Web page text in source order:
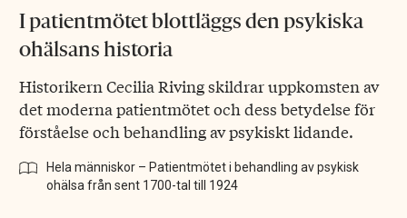
I patientmötet blottläggs den psykiska
ohälsans historia
Historikern Cecilia Riving skildrar uppkomsten av
det moderna patientmötet och dess betydelse för
förståelse och behandling av psykiskt lidande.
Hela människor – Patientmötet i behandling av psykisk
ohälsa från sent 1700-tal till 1924